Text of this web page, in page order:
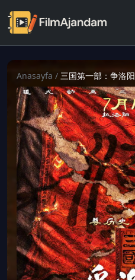
Anasayfa / 三国第一部：争洛阳